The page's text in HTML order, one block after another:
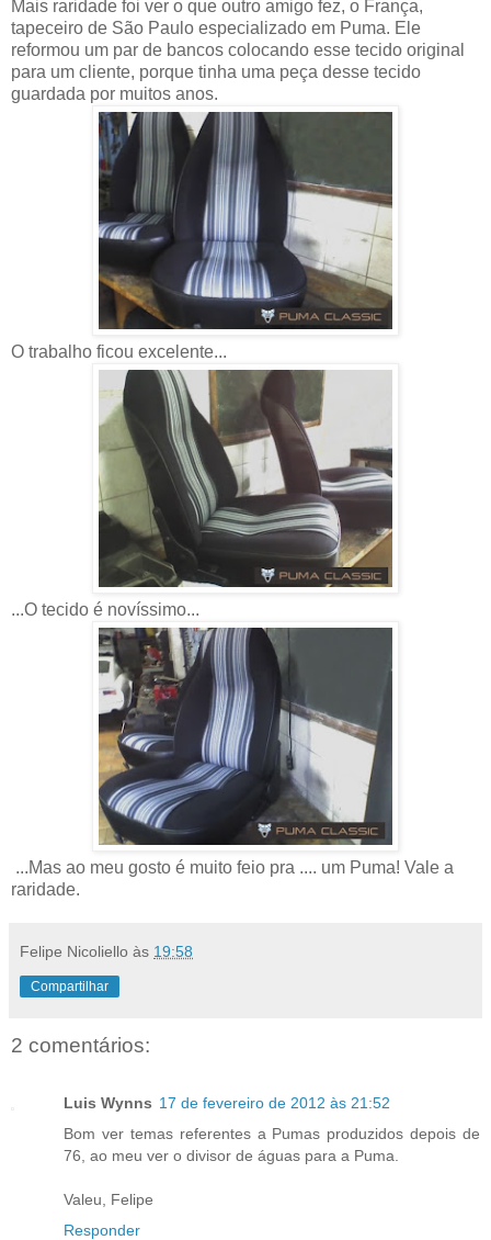
Mais raridade foi ver o que outro amigo fez, o França,
tapeceiro de São Paulo especializado em Puma. Ele
reformou um par de bancos colocando esse tecido original
para um cliente, porque tinha uma peça desse tecido
guardada por muitos anos.
O trabalho ficou excelente...
...O tecido é novíssimo...
...Mas ao meu gosto é muito feio pra .... um Puma! Vale a
raridade.
Felipe Nicoliello às 19:58
Compartilhar
2 comentários:
Luis Wynns 17 de fevereiro de 2012 às 21:52
Bom ver temas referentes a Pumas produzidos depois de
76, ao meu ver o divisor de águas para a Puma.
Valeu, Felipe
Responder